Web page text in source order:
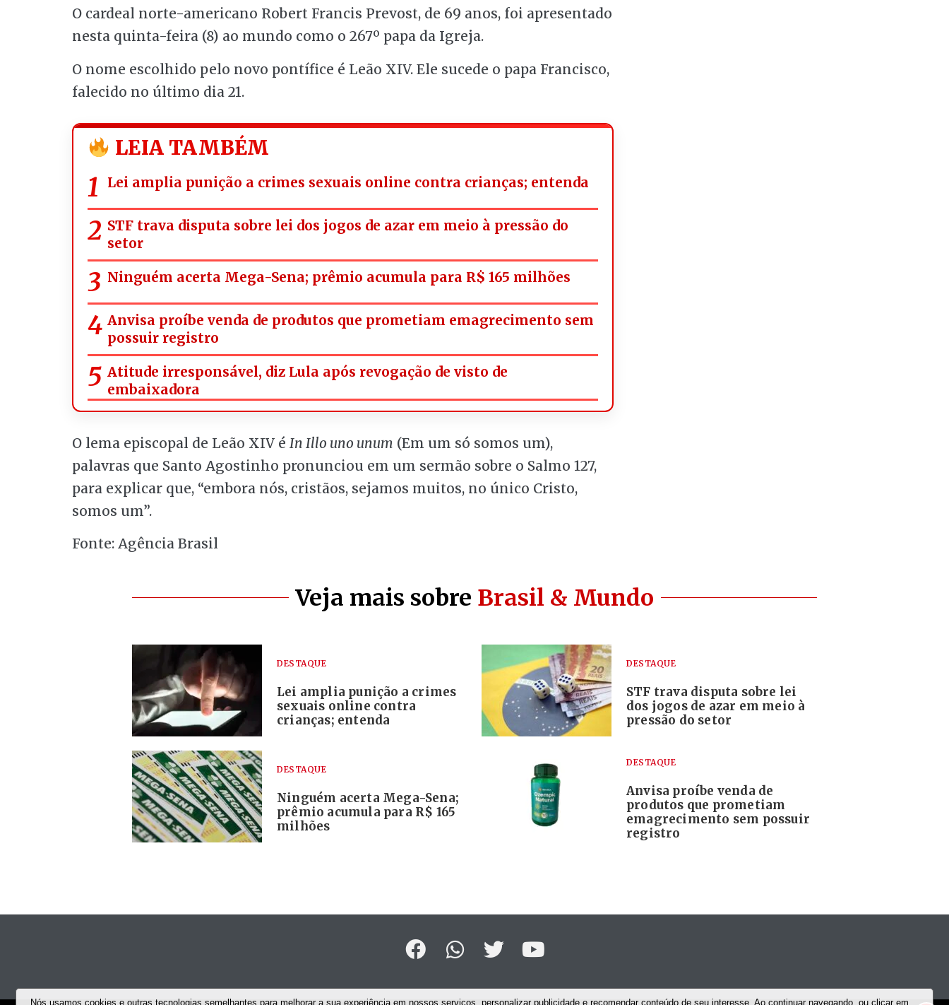
O cardeal norte-americano Robert Francis Prevost, de 69 anos, foi apresentado
nesta quinta-feira (8) ao mundo como o 267º papa da Igreja.
O nome escolhido pelo novo pontífice é Leão XIV. Ele sucede o papa Francisco,
falecido no último dia 21.
LEIA TAMBÉM
Lei amplia punição a crimes sexuais online contra crianças; entenda
STF trava disputa sobre lei dos jogos de azar em meio à pressão do
setor
Ninguém acerta Mega-Sena; prêmio acumula para R$ 165 milhões
Anvisa proíbe venda de produtos que prometiam emagrecimento sem
possuir registro
Atitude irresponsável, diz Lula após revogação de visto de
embaixadora
O lema episcopal de Leão XIV é In Illo uno unum (Em um só somos um),
palavras que Santo Agostinho pronunciou em um sermão sobre o Salmo 127,
para explicar que, “embora nós, cristãos, sejamos muitos, no único Cristo,
somos um”.
Fonte: Agência Brasil
Veja mais sobre Brasil & Mundo
DESTAQUE
Lei amplia punição a crimes
sexuais online contra
crianças; entenda
DESTAQUE
STF trava disputa sobre lei
dos jogos de azar em meio à
pressão do setor
DESTAQUE
Ninguém acerta Mega-Sena;
prêmio acumula para R$ 165
milhões
DESTAQUE
Anvisa proíbe venda de
produtos que prometiam
emagrecimento sem possuir
registro
Nós usamos cookies e outras tecnologias semelhantes para melhorar a sua experiência em nossos serviços, personalizar publicidade e recomendar conteúdo de seu interesse. Ao continuar navegando, ou clicar em